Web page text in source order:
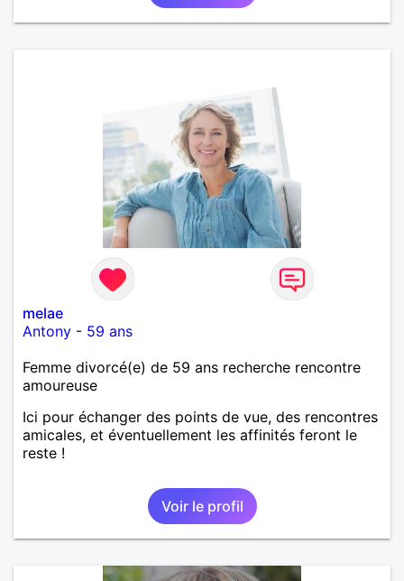
melae
Antony - 59 ans
Femme divorcé(e) de 59 ans recherche rencontre
amoureuse
Ici pour échanger des points de vue, des rencontres
amicales, et éventuellement les affinités feront le
reste !
Voir le profil